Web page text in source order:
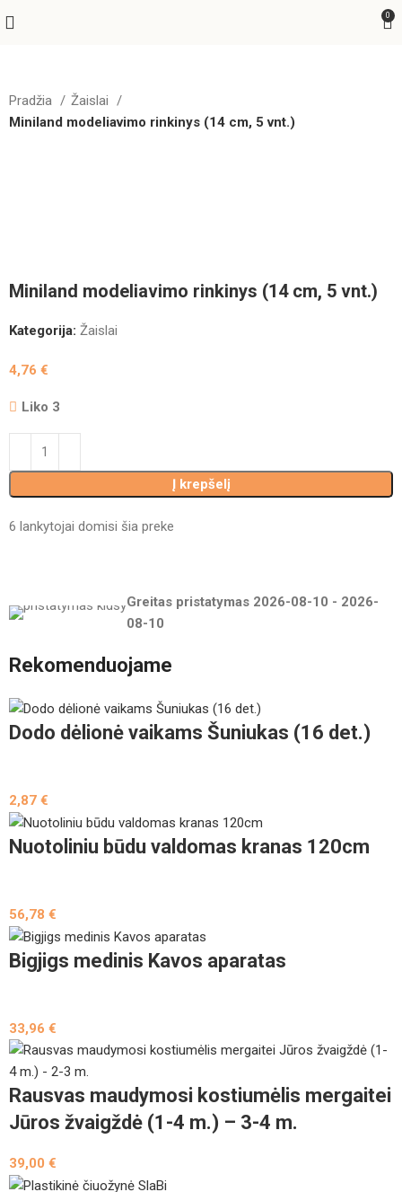
0
Pradžia
Žaislai
Miniland modeliavimo rinkinys (14 cm, 5 vnt.)
Miniland modeliavimo rinkinys (14 cm, 5 vnt.)
Kategorija: Žaislai
4,76€
Liko 3
Į krepšelį
6 lankytojai domisi šia preke
Greitas pristatymas 2026-08-10 - 2026-
08-10
Rekomenduojame
Dodo dėlionė vaikams Šuniukas (16 det.)
2,87€
Nuotoliniu būdu valdomas kranas 120cm
56,78€
Bigjigs medinis Kavos aparatas
33,96€
Rausvas maudymosi kostiumėlis mergaitei
Jūros žvaigždė (1-4 m.) – 3-4 m.
39,00€